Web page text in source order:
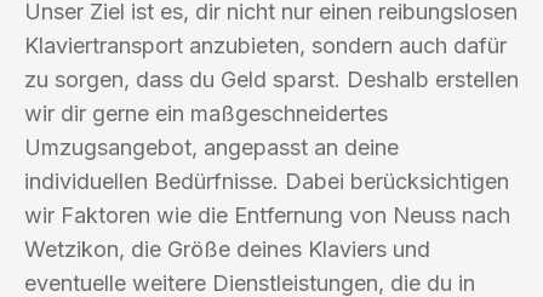
Unser Ziel ist es, dir nicht nur einen reibungslosen
Klaviertransport anzubieten, sondern auch dafür
zu sorgen, dass du Geld sparst. Deshalb erstellen
wir dir gerne ein maßgeschneidertes
Umzugsangebot, angepasst an deine
individuellen Bedürfnisse. Dabei berücksichtigen
wir Faktoren wie die Entfernung von Neuss nach
Wetzikon, die Größe deines Klaviers und
eventuelle weitere Dienstleistungen, die du in